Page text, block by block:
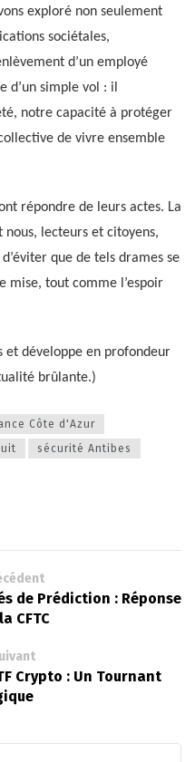
exploré non seulement
sociétales,
d’un employé
d’un simple vol : il
notre capacité à protéger
de vivre ensemble
répondre de leurs actes. La
lecteurs et citoyens,
que de tels drames se
mise, tout comme l’espoir
et développe en profondeur
brûlante.)
Côte d'Azur
sécurité Antibes
de Prédiction : Réponse
CFTC
Crypto : Un Tournant